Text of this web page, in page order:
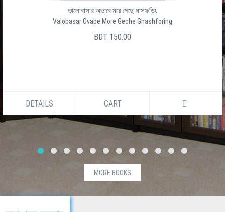
ভালোবাসার অভাবে মরে গেছে ঘাসফড়িং
Valobasar Ovabe More Geche Ghashforing
BDT 150.00
DETAILS CART
MORE BOOKS